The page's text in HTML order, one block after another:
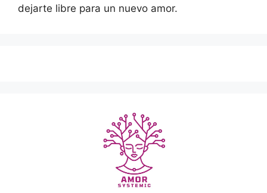
dejarte libre para un nuevo amor.